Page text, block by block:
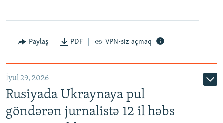
Paylaş PDF VPN-siz açmaq
İyul 29, 2026
Rusiyada Ukraynaya pul
göndərən jurnalistə 12 il həbs